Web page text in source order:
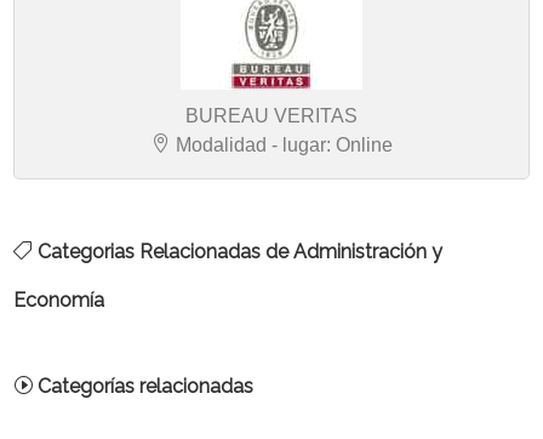
BUREAU VERITAS
Modalidad - lugar: Online
Categorias Relacionadas de Administración y
Economía
Categorías relacionadas